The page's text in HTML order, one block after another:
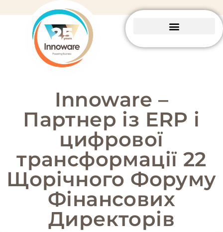
Innoware –
Партнер із ERP і
цифрової
трансформації 22
Щорічного Форуму
Фінансових
Директорів